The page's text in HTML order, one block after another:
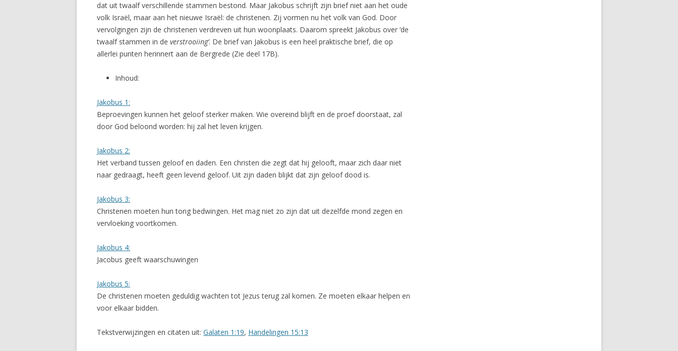
dat uit twaalf verschillende stammen bestond. Maar Jakobus schrijft zijn brief niet aan het oude
volk Israël, maar aan het nieuwe Israël: de christenen. Zij vormen nu het volk van God. Door
vervolgingen zijn de christenen verdreven uit hun woonplaats. Daarom spreekt Jakobus over ‘de
twaalf stammen in de verstrooiing’. De brief van Jakobus is een heel praktische brief, die op
allerlei punten herinnert aan de Bergrede (Zie deel 17B).
Inhoud:
Jakobus 1:
Beproevingen kunnen het geloof sterker maken. Wie overeind blijft en de proef doorstaat, zal
door God beloond worden: hij zal het leven krijgen.
Jakobus 2:
Het verband tussen geloof en daden. Een christen die zegt dat hij gelooft, maar zich daar niet
naar gedraagt, heeft geen levend geloof. Uit zijn daden blijkt dat zijn geloof dood is.
Jakobus 3:
Christenen moeten hun tong bedwingen. Het mag niet zo zijn dat uit dezelfde mond zegen en
vervloeking voortkomen.
Jakobus 4:
Jacobus geeft waarschuwingen
Jakobus 5:
De christenen moeten geduldig wachten tot Jezus terug zal komen. Ze moeten elkaar helpen en
voor elkaar bidden.
Tekstverwijzingen en citaten uit: Galaten 1:19, Handelingen 15:13